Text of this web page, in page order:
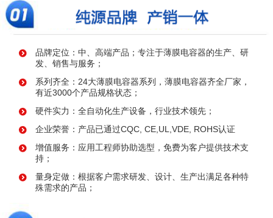
品牌定位：中、高端产品；专注于薄膜电容器的生产、研
发、销售与服务；
系列齐全：24大薄膜电容器系列，薄膜电容器齐全厂家，
有近3000个产品规格状态；
硬件实力：全自动化生产设备，行业技术领先；
企业荣誉：产品已通过CQC, CE,UL,VDE, ROHS认证
增值服务：应用工程师协助选型，免费为客户提供技术支
持；
量身定做：根据客户需求研发、设计、生产出满足各种特
殊需求的产品；